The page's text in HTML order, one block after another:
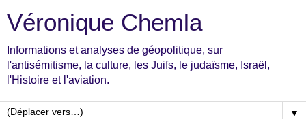
Véronique Chemla
Informations et analyses de géopolitique, sur
l'antisémitisme, la culture, les Juifs, le judaïsme, Israël,
l'Histoire et l'aviation.
▼